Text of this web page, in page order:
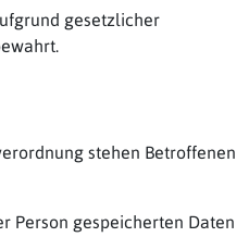
gesetzlicher
stehen Betroffenen
Person gespeicherten Daten